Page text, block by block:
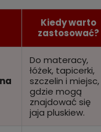
Kiedy warto
zastosować?
Do materacy,
łóżek, tapicerki,
szczelin i miejsc,
gdzie mogą
znajdować się
jaja pluskiew.